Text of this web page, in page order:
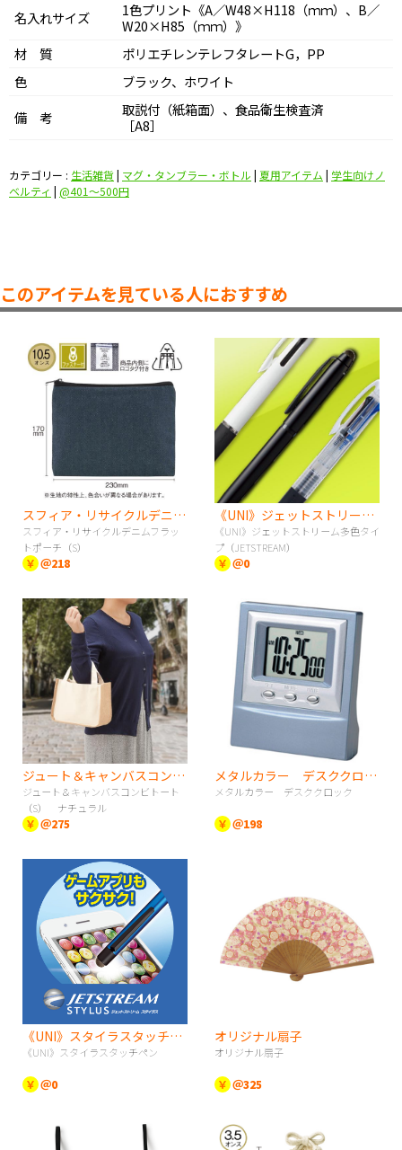
名入れサイズ
1色プリント《A／W48×H118（ｍｍ）、B／
W20×H85（ｍｍ）》
材 質
ポリエチレンテレフタレートG，PP
色
ブラック、ホワイト
備 考
取説付（紙箱面）、食品衛生検査済
［A8］
カテゴリー : 生活雑貨| マグ・タンブラー・ボトル | 夏用アイテム | 学生向けノ
ベルティ | @401〜500円
このアイテムを見ている人におすすめ
スフィア・リサイクルデニムフラットポーチ（S）
スフィア・リサイクルデニムフラッ
トポーチ（S）
￥ ＠218
《UNI》ジェットストリーム多色タイプ（JETSTREAM）
《UNI》ジェットストリーム多色タイ
プ（JETSTREAM）
￥ ＠0
ジュート＆キャンバスコンビトート（S） ナチュラル
ジュート＆キャンバスコンビトート
（S） ナチュラル
￥ ＠275
メタルカラー デスククロック
メタルカラー デスククロック
￥ ＠198
《UNI》スタイラスタッチペン
《UNI》スタイラスタッチペン
￥ ＠0
オリジナル扇子
オリジナル扇子
￥ ＠325